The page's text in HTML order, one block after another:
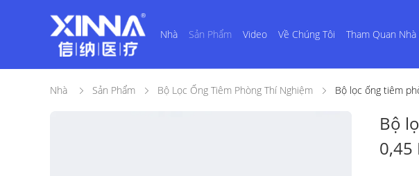
Nhà Sản Phẩm Video Về Chúng Tôi Tham Quan Nhà
Nhà Sản Phẩm Bộ Lọc Ống Tiêm Phòng Thí Nghiệm Bộ lọc ống tiêm
Bộ
0,45